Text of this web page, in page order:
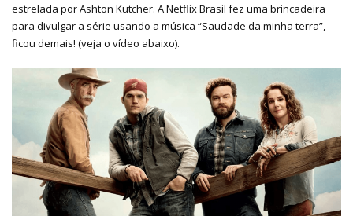
estrelada por Ashton Kutcher. A Netflix Brasil fez uma brincadeira
para divulgar a série usando a música “Saudade da minha terra”,
ficou demais! (veja o vídeo abaixo).